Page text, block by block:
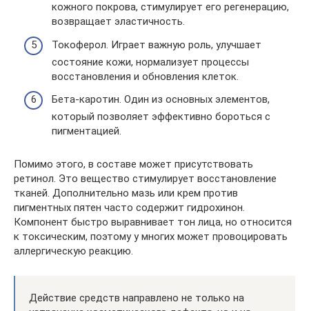
кожного покрова, стимулирует его регенерацию,
возвращает эластичность.
Токоферол. Играет важную роль, улучшает
состояние кожи, нормализует процессы
восстановления и обновления клеток.
Бета-каротин. Один из основных элементов,
который позволяет эффективно бороться с
пигментацией.
Помимо этого, в составе может присутствовать
ретинол. Это вещество стимулирует восстановление
тканей. Дополнительно мазь или крем против
пигментных пятен часто содержит гидрохинон.
Компонент быстро выравнивает тон лица, но относится
к токсическим, поэтому у многих может провоцировать
аллергическую реакцию.
Действие средств направлено не только на